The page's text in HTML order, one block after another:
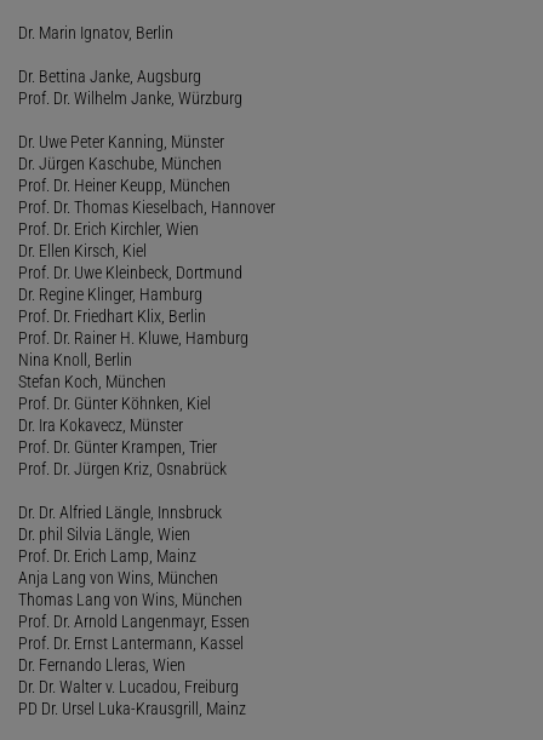
Dr. Marin Ignatov, Berlin
Dr. Bettina Janke, Augsburg
Prof. Dr. Wilhelm Janke, Würzburg
Dr. Uwe Peter Kanning, Münster
Dr. Jürgen Kaschube, München
Prof. Dr. Heiner Keupp, München
Prof. Dr. Thomas Kieselbach, Hannover
Prof. Dr. Erich Kirchler, Wien
Dr. Ellen Kirsch, Kiel
Prof. Dr. Uwe Kleinbeck, Dortmund
Dr. Regine Klinger, Hamburg
Prof. Dr. Friedhart Klix, Berlin
Prof. Dr. Rainer H. Kluwe, Hamburg
Nina Knoll, Berlin
Stefan Koch, München
Prof. Dr. Günter Köhnken, Kiel
Dr. Ira Kokavecz, Münster
Prof. Dr. Günter Krampen, Trier
Prof. Dr. Jürgen Kriz, Osnabrück
Dr. Dr. Alfried Längle, Innsbruck
Dr. phil Silvia Längle, Wien
Prof. Dr. Erich Lamp, Mainz
Anja Lang von Wins, München
Thomas Lang von Wins, München
Prof. Dr. Arnold Langenmayr, Essen
Prof. Dr. Ernst Lantermann, Kassel
Dr. Fernando Lleras, Wien
Dr. Dr. Walter v. Lucadou, Freiburg
PD Dr. Ursel Luka-Krausgrill, Mainz